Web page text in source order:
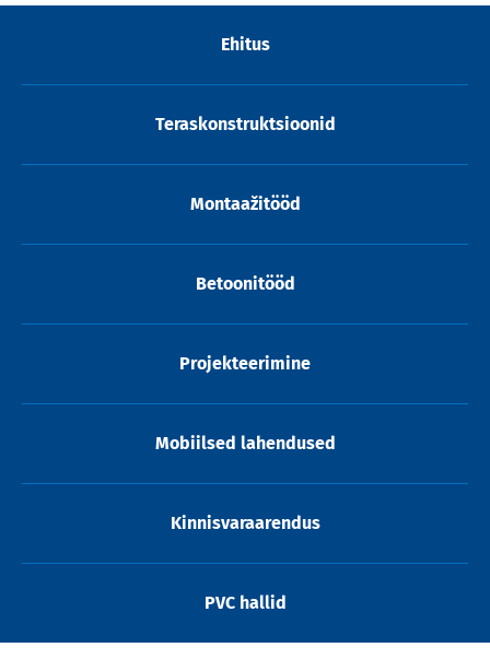
Ehitus
Teraskonstruktsioonid
Montaažitööd
Betoonitööd
Projekteerimine
Mobiilsed lahendused
Kinnisvaraarendus
PVC hallid